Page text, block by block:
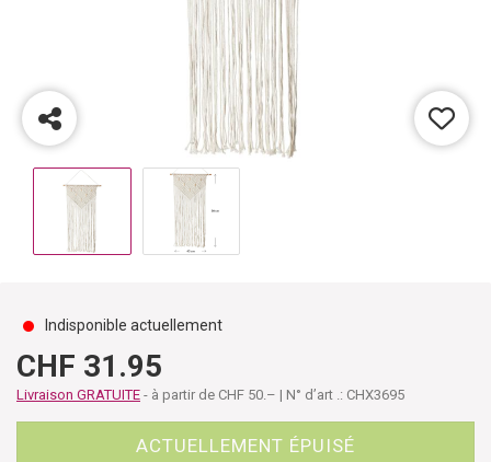
Indisponible actuellement
CHF 31.95
Livraison GRATUITE - à partir de CHF 50.– | N° d’art .: CHX3695
ACTUELLEMENT ÉPUISÉ